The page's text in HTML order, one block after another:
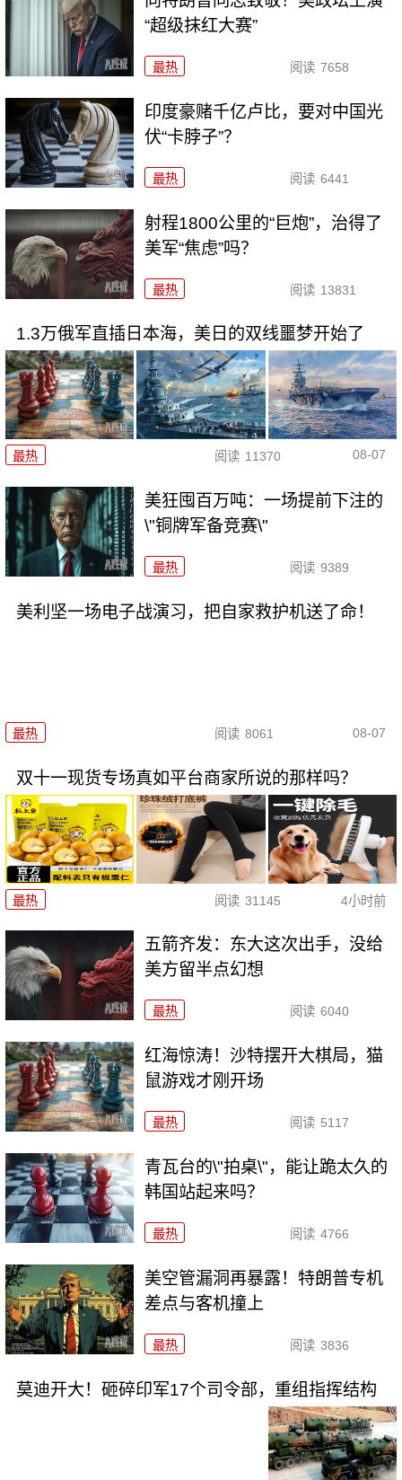
“超级抹红大赛”
最热 阅读 7658
印度豪赌千亿卢比，要对中国光
伏“卡脖子”？
最热 阅读 6441
射程1800公里的“巨炮”，治得了
美军“焦虑”吗？
最热 阅读 13831
1.3万俄军直插日本海，美日的双线噩梦开始了
最热 阅读 11370 08-07
美狂囤百万吨：一场提前下注的
\"铜牌军备竞赛\"
最热 阅读 9389
美利坚一场电子战演习，把自家救护机送了命！
最热 阅读 8061 08-07
双十一现货专场真如平台商家所说的那样吗？
最热 阅读 31145 4小时前
五箭齐发：东大这次出手，没给
美方留半点幻想
最热 阅读 6040
红海惊涛！沙特摆开大棋局，猫
鼠游戏才刚开场
最热 阅读 5117
青瓦台的\"拍桌\"，能让跪太久的
韩国站起来吗？
最热 阅读 4766
美空管漏洞再暴露！特朗普专机
差点与客机撞上
最热 阅读 3836
莫迪开大！砸碎印军17个司令部，重组指挥结构